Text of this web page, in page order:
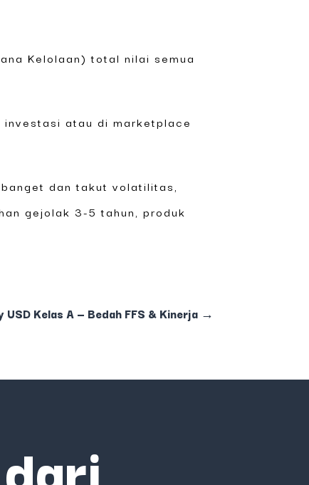
Kelolaan) total nilai semua
atau di marketplace
dan takut volatilitas,
gejolak 3-5 tahun, produk
Kelas A — Bedah FFS & Kinerja→